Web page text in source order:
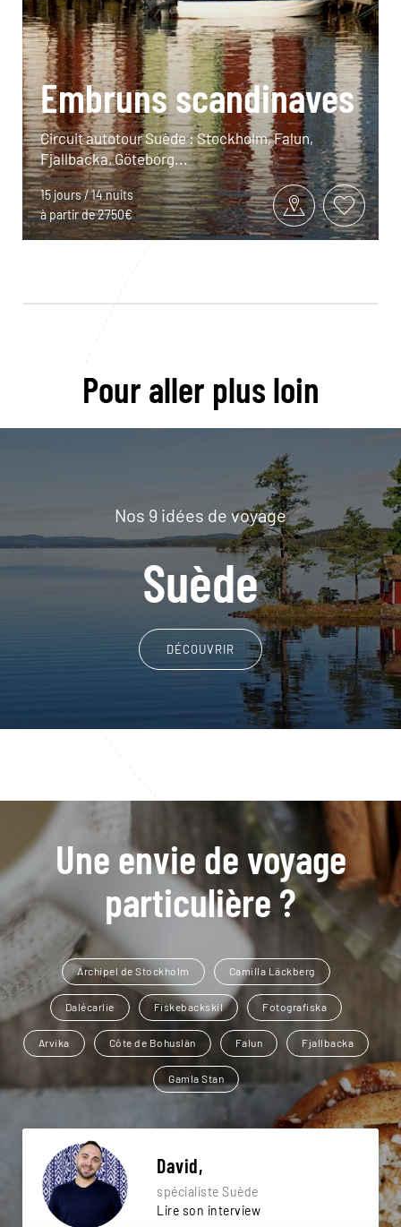
Embruns scandinaves
Circuit autotour Suède : Stockholm, Falun,
Fjallbacka, Göteborg...
15 jours / 14 nuits
à partir de 2750€
Pour aller plus loin
Nos 9 idées de voyage
Suède
DÉCOUVRIR
Une envie de voyage
particulière ?
Archipel de Stockholm Camilla Läckberg
Dalécarlie Fiskebackskil Fotografiska
Arvika Côte de Bohuslän Falun Fjallbacka
Gamla Stan
David,
spécialiste Suède
Lire son interview